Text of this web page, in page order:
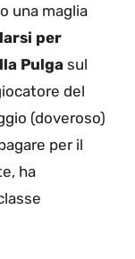
una maglia
per
Pulga sul
del
(doveroso)
per il
ha